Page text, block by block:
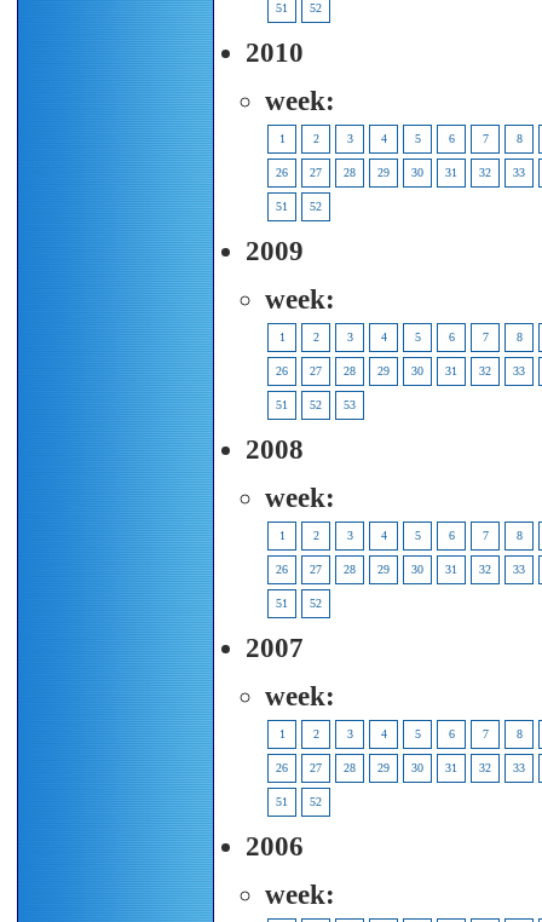
51 52
2010
week:
1 2 3 4 5 6 7 8
26 27 28 29 30 31 32 33
51 52
2009
week:
1 2 3 4 5 6 7 8
26 27 28 29 30 31 32 33
51 52 53
2008
week:
1 2 3 4 5 6 7 8
26 27 28 29 30 31 32 33
51 52
2007
week:
1 2 3 4 5 6 7 8
26 27 28 29 30 31 32 33
51 52
2006
week: